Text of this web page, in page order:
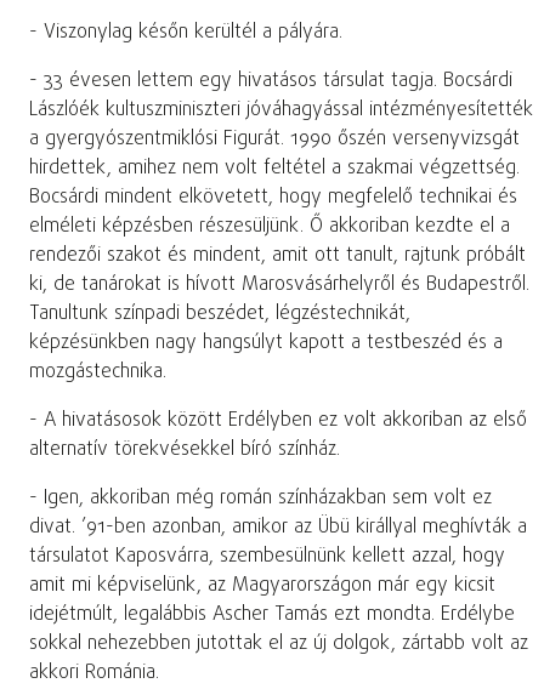
- Viszonylag későn kerültél a pályára.
- 33 évesen lettem egy hivatásos társulat tagja. Bocsárdi
Lászlóék kultuszminiszteri jóváhagyással intézményesítették
a gyergyószentmiklósi Figurát. 1990 őszén versenyvizsgát
hirdettek, amihez nem volt feltétel a szakmai végzettség.
Bocsárdi mindent elkövetett, hogy megfelelő technikai és
elméleti képzésben részesüljünk. Ő akkoriban kezdte el a
rendezői szakot és mindent, amit ott tanult, rajtunk próbált
ki, de tanárokat is hívott Marosvásárhelyről és Budapestről.
Tanultunk színpadi beszédet, légzéstechnikát,
képzésünkben nagy hangsúlyt kapott a testbeszéd és a
mozgástechnika.
- A hivatásosok között Erdélyben ez volt akkoriban az első
alternatív törekvésekkel bíró színház.
- Igen, akkoriban még román színházakban sem volt ez
divat. ’91-ben azonban, amikor az Übü királlyal meghívták a
társulatot Kaposvárra, szembesülnünk kellett azzal, hogy
amit mi képviselünk, az Magyarországon már egy kicsit
idejétmúlt, legalábbis Ascher Tamás ezt mondta. Erdélybe
sokkal nehezebben jutottak el az új dolgok, zártabb volt az
akkori Románia.